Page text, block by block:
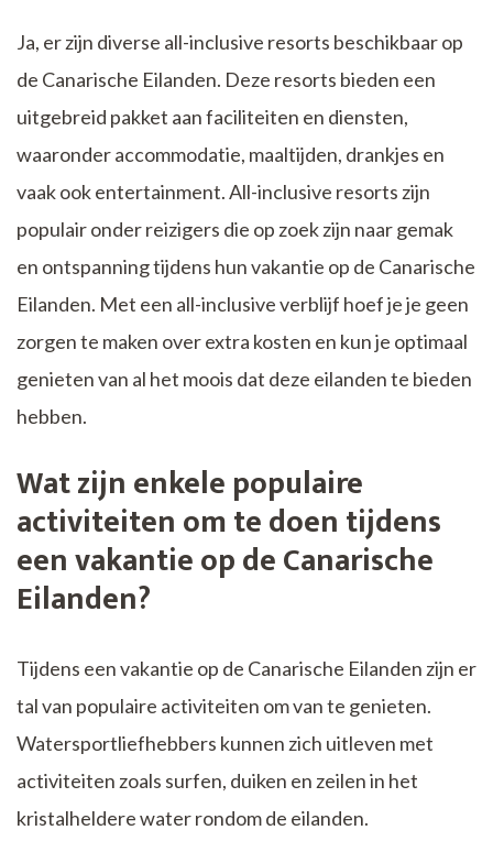
Ja, er zijn diverse all-inclusive resorts beschikbaar op
de Canarische Eilanden. Deze resorts bieden een
uitgebreid pakket aan faciliteiten en diensten,
waaronder accommodatie, maaltijden, drankjes en
vaak ook entertainment. All-inclusive resorts zijn
populair onder reizigers die op zoek zijn naar gemak
en ontspanning tijdens hun vakantie op de Canarische
Eilanden. Met een all-inclusive verblijf hoef je je geen
zorgen te maken over extra kosten en kun je optimaal
genieten van al het moois dat deze eilanden te bieden
hebben.
Wat zijn enkele populaire
activiteiten om te doen tijdens
een vakantie op de Canarische
Eilanden?
Tijdens een vakantie op de Canarische Eilanden zijn er
tal van populaire activiteiten om van te genieten.
Watersportliefhebbers kunnen zich uitleven met
activiteiten zoals surfen, duiken en zeilen in het
kristalheldere water rondom de eilanden.